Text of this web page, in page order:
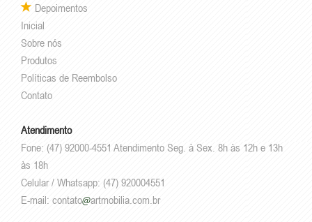
Depoimentos
Inicial
Sobre nós
Produtos
Políticas de Reembolso
Contato
Atendimento
Fone: (47) 92000-4551 Atendimento Seg. à Sex. 8h às 12h e 13h
às 18h
Celular / Whatsapp: (47) 920004551
E-mail: contato artmobilia.com.br